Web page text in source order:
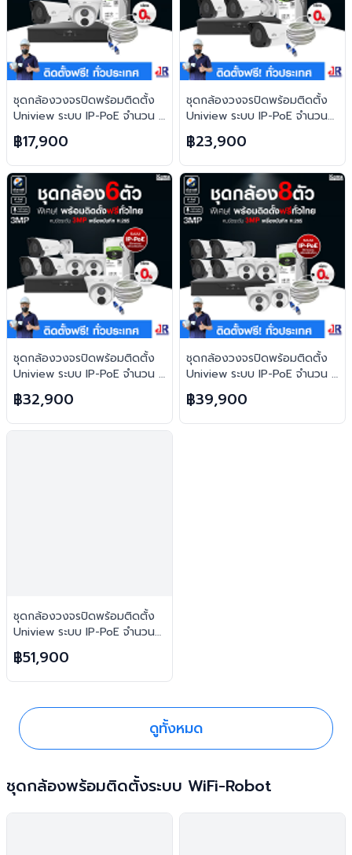
ชุดกล้องวงจรปิดพร้อมติดตั้ง
Uniview ระบบ IP-PoE จำนวน 2
ตัว ความคมชัด 3MP บันทึกภาพ
พร้อมเสียง
฿17,900
ชุดกล้องวงจรปิดพร้อมติดตั้ง
Uniview ระบบ IP-PoE จำนวน
4 ตัว ความคมชัด 3MP บันทึก
ภาพพร้อมเสียง
฿23,900
ชุดกล้องวงจรปิดพร้อมติดตั้ง
Uniview ระบบ IP-PoE จำนวน 6
ตัว ความคมชัด 3MP บันทึกภาพ
พร้อมเสียง
฿32,900
ชุดกล้องวงจรปิดพร้อมติดตั้ง
Uniview ระบบ IP-PoE จำนวน 8
ตัว ความคมชัด 3MP บันทึกภาพ
พร้อมเสียง
฿39,900
ชุดกล้องวงจรปิดพร้อมติดตั้ง
Uniview ระบบ IP-PoE จำนวน
10 ตัว ความคมชัด 3MP บันทึก
ภาพพร้อมเสียง
฿51,900
ดูทั้งหมด
ชุดกล้องพร้อมติดตั้งระบบ WiFi-Robot